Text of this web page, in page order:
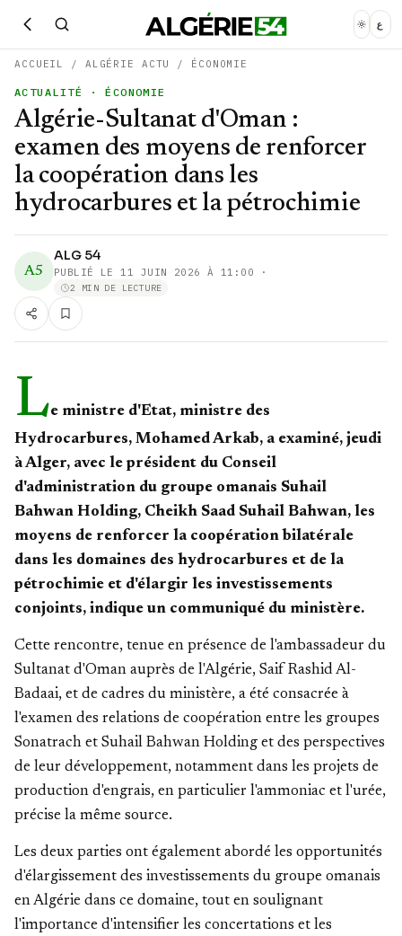
ع
ACCUEIL / ALGÉRIE ACTU / ÉCONOMIE
ACTUALITÉ · ÉCONOMIE
Algérie-Sultanat d'Oman :
examen des moyens de renforcer
la coopération dans les
hydrocarbures et la pétrochimie
A5
ALG 54
PUBLIÉ LE 11 JUIN 2026 À 11:00 ·
2 MIN DE LECTURE
Le ministre d'Etat, ministre des
Hydrocarbures, Mohamed Arkab, a examiné, jeudi
à Alger, avec le président du Conseil
d'administration du groupe omanais Suhail
Bahwan Holding, Cheikh Saad Suhail Bahwan, les
moyens de renforcer la coopération bilatérale
dans les domaines des hydrocarbures et de la
pétrochimie et d'élargir les investissements
conjoints, indique un communiqué du ministère.
Cette rencontre, tenue en présence de l'ambassadeur du
Sultanat d'Oman auprès de l'Algérie, Saif Rashid Al-
Badaai, et de cadres du ministère, a été consacrée à
l'examen des relations de coopération entre les groupes
Sonatrach et Suhail Bahwan Holding et des perspectives
de leur développement, notamment dans les projets de
production d'engrais, en particulier l'ammoniac et l'urée,
précise la même source.
Les deux parties ont également abordé les opportunités
d'élargissement des investissements du groupe omanais
en Algérie dans ce domaine, tout en soulignant
l'importance d'intensifier les concertations et les